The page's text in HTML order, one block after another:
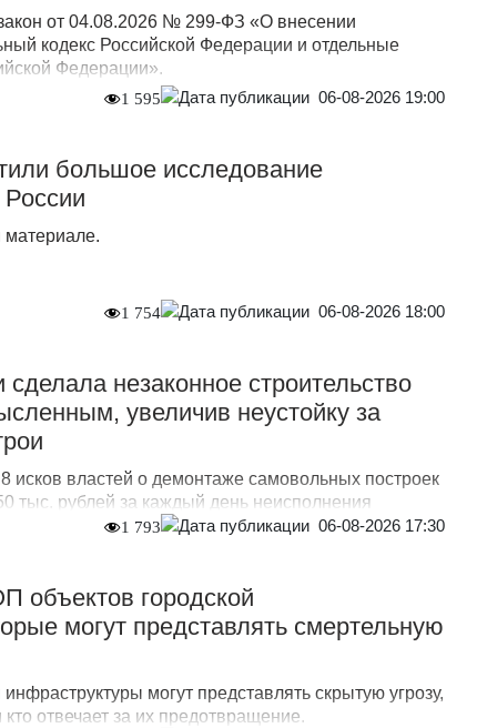
от 04.08.2026 № 299-ФЗ «О внесении
кодекс Российской Федерации и отдельные
Федерации».
1 595 06-08-2026 19:00
большое исследование
1 754 06-08-2026 18:00
незаконное строительство
увеличив неустойку за
исков властей о демонтаже самовольных построек
тыс. рублей за каждый день неисполнения
1 793 06-08-2026 17:30
объектов городской
могут представлять смертельную
могут представлять скрытую угрозу,
отвечает за их предотвращение.